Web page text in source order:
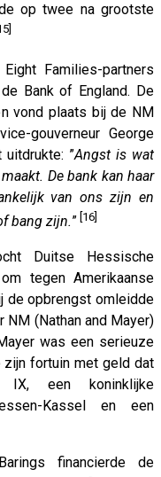
op twee na grootste
Families-partners
Bank of England. De
vond plaats bij de NM
gouverneur George
uitdrukte: ”Angst is wat
De bank kan haar
van ons zijn en
bang zijn.” [16]
Duitse Hessische
tegen Amerikaanse
de opbrengst omleidde
NM (Nathan and Mayer)
was een serieuze
zijn fortuin met geld dat
IX, een koninklijke
Kassel en een
financierde de